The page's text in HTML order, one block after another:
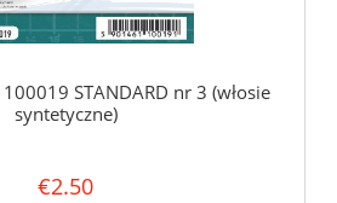
100019 STANDARD nr 3 (włosie
syntetyczne)
€2.50